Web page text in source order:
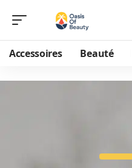
Accessoires Beauté